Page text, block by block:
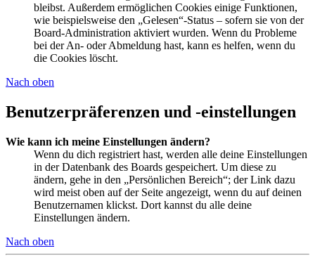
bleibst. Außerdem ermöglichen Cookies einige Funktionen,
wie beispielsweise den „Gelesen“-Status – sofern sie von der
Board-Administration aktiviert wurden. Wenn du Probleme
bei der An- oder Abmeldung hast, kann es helfen, wenn du
die Cookies löscht.
Nach oben
Benutzerpräferenzen und -einstellungen
Wie kann ich meine Einstellungen ändern?
Wenn du dich registriert hast, werden alle deine Einstellungen
in der Datenbank des Boards gespeichert. Um diese zu
ändern, gehe in den „Persönlichen Bereich“; der Link dazu
wird meist oben auf der Seite angezeigt, wenn du auf deinen
Benutzernamen klickst. Dort kannst du alle deine
Einstellungen ändern.
Nach oben